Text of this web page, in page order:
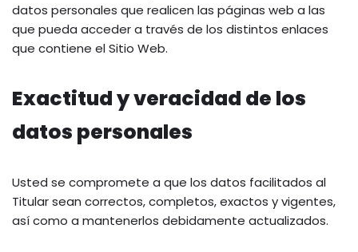
datos personales que realicen las páginas web a las
que pueda acceder a través de los distintos enlaces
que contiene el Sitio Web.
Exactitud y veracidad de los
datos personales
Usted se compromete a que los datos facilitados al
Titular sean correctos, completos, exactos y vigentes,
así como a mantenerlos debidamente actualizados.